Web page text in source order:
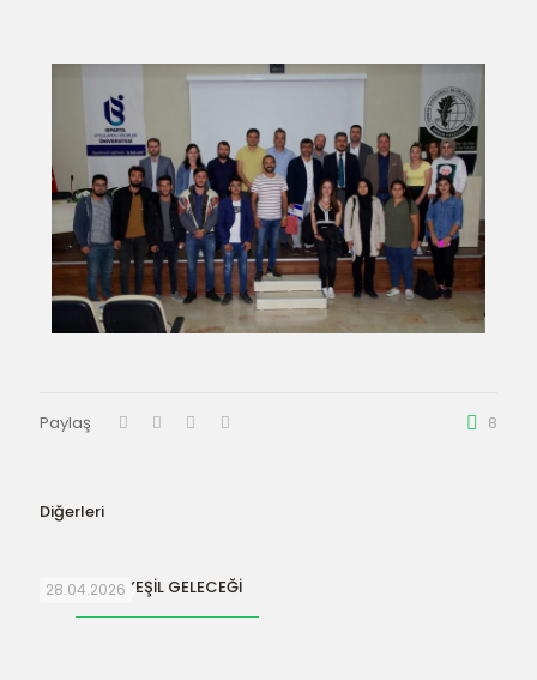
Paylaş 8
Diğerleri
28.04.2026
SURİYE’NİN YEŞİL GELECEĞİ